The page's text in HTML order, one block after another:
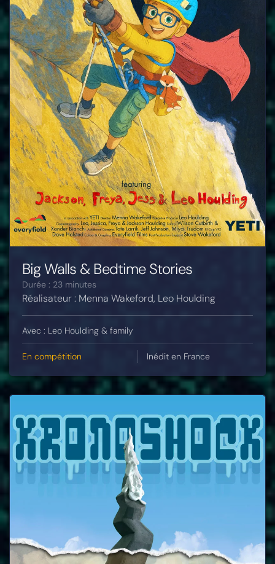
Big Walls & Bedtime Stories
Durée : 23 minutes
Réalisateur : Menna Wakeford, Leo Houlding
Avec : Leo Houlding & family
En compétition Inédit en France